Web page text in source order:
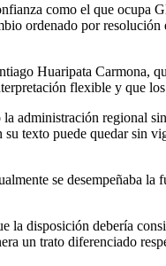
como el que ocupa
ordenado por
Huaripata Carmona,
flexible y que
administración regional
texto puede quedar sin
se desempeñaba
disposición debería
un trato diferenciado